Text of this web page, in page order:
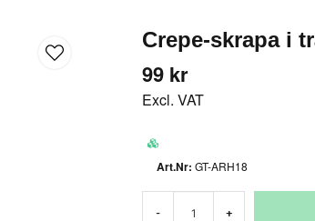
Crepe-skrapa i
99 kr
Excl. VAT
GT-ARH18
- +